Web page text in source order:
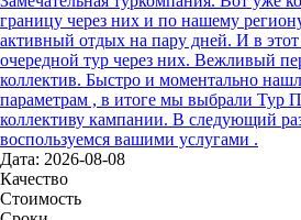
границу через них и по нашему
активный отдых на пару дней. И в
очередной тур через них. Вежливый
коллектив. Быстро и моментально
параметрам , в итоге мы выбрали Тур
коллективу кампании. В следующий
воспользуемся вашими услугами .
Дата: 2026-08-08
Качество
Стоимость